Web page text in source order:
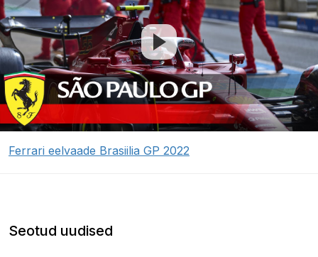
Ferrari eelvaade Brasiilia GP 2022
Seotud uudised